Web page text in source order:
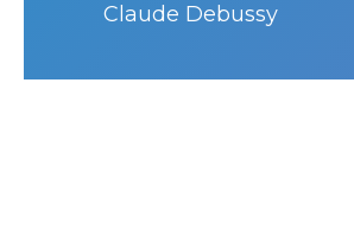
Claude Debussy